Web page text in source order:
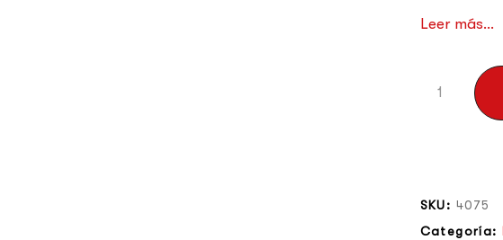
Leer más...
SKU: 4075
Categoría: